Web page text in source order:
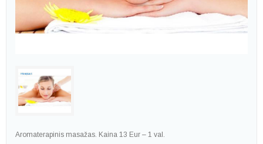
Aromaterapinis masažas. Kaina 13 Eur – 1 val.